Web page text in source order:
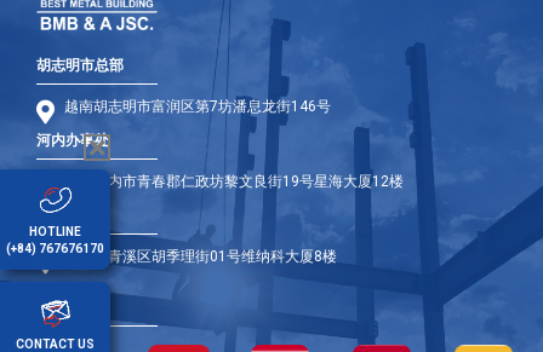
胡志明市总部
越南胡志明市富润区第7坊潘息龙街146号
河内办事处
越南河内市青春郡仁政坊黎文良街19号星海大厦12楼
岘港办事处
岘港市青溪区胡季理街01号维纳科大厦8楼
海外办事处
HOTLINE
(+84) 767676170
CONTACT US